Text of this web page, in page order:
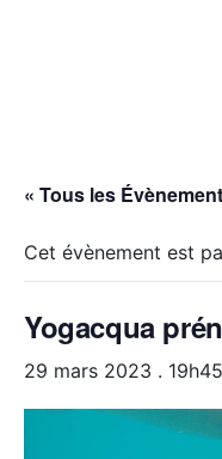
« Tous les
Cet évènement est
Yogacqua
29 mars 2023 . 19h45